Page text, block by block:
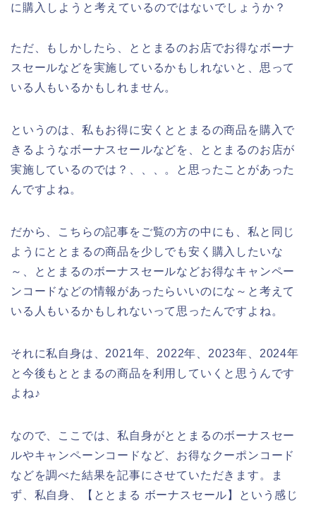
に購入しようと考えているのではないでしょうか？
ただ、もしかしたら、ととまるのお店でお得なボーナ
スセールなどを実施しているかもしれないと、思って
いる人もいるかもしれません。
というのは、私もお得に安くととまるの商品を購入で
きるようなボーナスセールなどを、ととまるのお店が
実施しているのでは？、、、。と思ったことがあった
んですよね。
だから、こちらの記事をご覧の方の中にも、私と同じ
ようにととまるの商品を少しでも安く購入したいな
～、ととまるのボーナスセールなどお得なキャンペー
ンコードなどの情報があったらいいのにな～と考えて
いる人もいるかもしれないって思ったんですよね。
それに私自身は、2021年、2022年、2023年、2024年
と今後もととまるの商品を利用していくと思うんです
よね♪
なので、ここでは、私自身がととまるのボーナスセー
ルやキャンペーンコードなど、お得なクーポンコード
などを調べた結果を記事にさせていただきます。ま
ず、私自身、【ととまる ボーナスセール】という感じ